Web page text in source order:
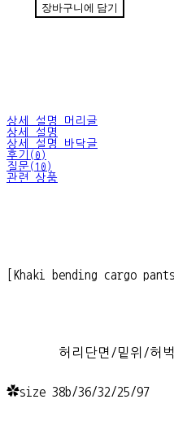
장바구니에 담기
상세 설명 머리글
상세 설명
상세 설명 바닥글
후기(0)
질문(10)
관련 상품
[Khaki bending cargo
허리단면/밑위/허벅
✿size 38b/36/32/25/97